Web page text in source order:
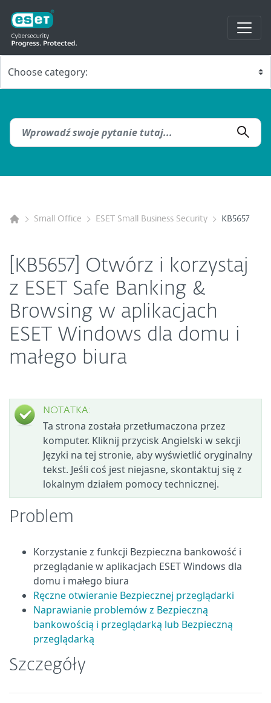
Small Office ESET Small Business Security KB5657
[KB5657] Otwórz i korzystaj
z ESET Safe Banking &
Browsing w aplikacjach
ESET Windows dla domu i
małego biura
NOTATKA:
Ta strona została przetłumaczona przez
komputer. Kliknij przycisk Angielski w sekcji
Języki na tej stronie, aby wyświetlić oryginalny
tekst. Jeśli coś jest niejasne, skontaktuj się z
lokalnym działem pomocy technicznej.
Problem
Korzystanie z funkcji Bezpieczna bankowość i
przeglądanie w aplikacjach ESET Windows dla
domu i małego biura
Ręczne otwieranie Bezpiecznej przeglądarki
Naprawianie problemów z Bezpieczną
bankowością i przeglądarką lub Bezpieczną
przeglądarką
Szczegóły